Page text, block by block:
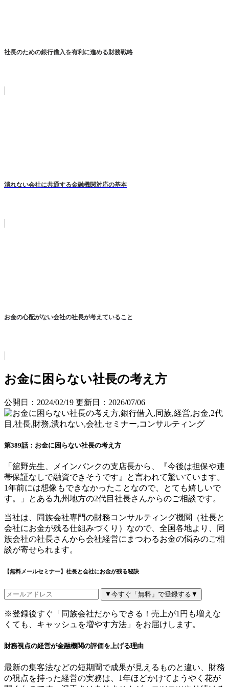
社長のための銀行借入を有利に進める財務戦略
潰れない会社に共通する金融機関対応の基本
お金の心配がない会社の社長が考えていること
お金に困らない社長の考え方
公開日：2024/02/19 更新日：2026/07/06
第389話：お金に困らない社長の考え方
「舘野先生、メインバンクの支店長から、『今後は担保や連
帯保証なしで融資できそうです』と言われて驚いています。
1年前には想像もできなかったことなので、とても嬉しいで
す。」とある九州地方の2代目社長さんからのご相談です。
当社は、同族会社専門の財務コンサルティング機関（社長と
会社にお金が残る仕組みづくり）なので、全国各地より、同
族会社の社長さんから会社経営にまつわるお金の悩みのご相
談が寄せられます。
【無料メールセミナー】社長と会社にお金が残る秘訣
▼今すぐ「無料」で登録する▼
※登録後すぐ「同族会社だからできる！売上が1円も増えな
くても、キャッシュを増やす方法」をお届けします。
財務視点の経営が金融機関の評価を上げる理由
最新の集客法などの短期間で成果が見えるものと違い、財務
の視点を持った経営の実務は、1年ほどかけてようやく花が